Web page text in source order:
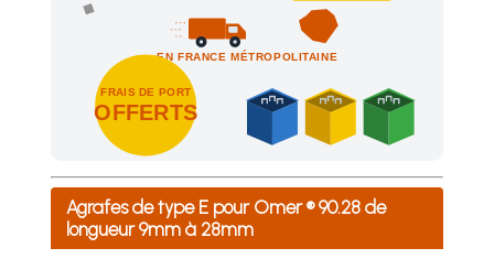
EN FRANCE MÉTROPOLITAINE
FRAIS DE PORT
OFFERTS
Achetez 4 sachets ou boîtes d'agrafes ou de pointes et
Agrafes de type E pour Omer ® 90.28 de
longueur 9mm à 28mm